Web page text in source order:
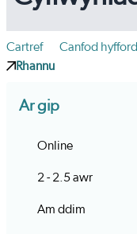
Cartref Canfod
Rhannu
Ar gip
Online
2 - 2.5 awr
Am ddim